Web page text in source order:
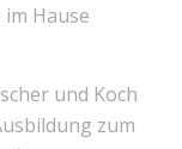
Hause
und Koch
zum